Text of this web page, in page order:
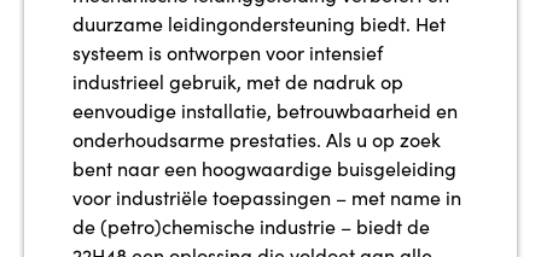
duurzame leidingondersteuning biedt. Het
systeem is ontworpen voor intensief
industrieel gebruik, met de nadruk op
eenvoudige installatie, betrouwbaarheid en
onderhoudsarme prestaties. Als u op zoek
bent naar een hoogwaardige buisgeleiding
voor industriële toepassingen – met name in
de (petro)chemische industrie – biedt de